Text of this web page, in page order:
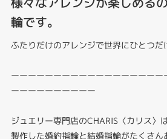
輪です。
ふたりだけのアレンジで世界にひとつだ
ーーーーーーーーーーーーーーーーー
ーーーーーーーーーー
ジュエリー専門店のCHARIS〈カリス〉
製作した婚約指輪と結婚指輪がたくさん